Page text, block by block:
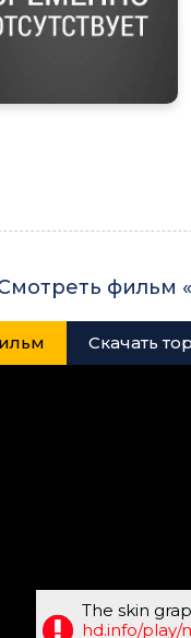
фильм
Скачать
The skin
hd.info/play/